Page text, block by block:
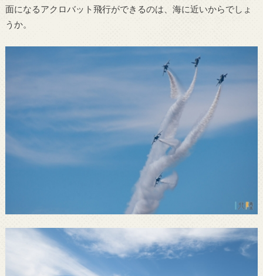
面になるアクロバット飛行ができるのは、海に近いからでしょ
うか。